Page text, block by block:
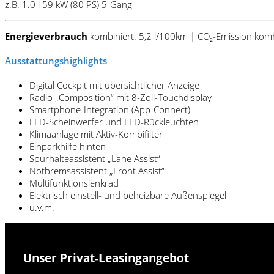
z.B. 1.0 l 59 kW (80 PS) 5-Gang
Energieverbrauch kombiniert: 5,2 l/100km | CO₂-Emission
Ausstattungshighlights
Digital Cockpit mit übersichtlicher Anzeige
Radio „Composition“ mit 8-Zoll-Touchdisplay
Smartphone-Integration (App-Connect)
LED-Scheinwerfer und LED-Rückleuchten
Klimaanlage mit Aktiv-Kombifilter
Einparkhilfe hinten
Spurhalteassistent „Lane Assist“
Notbremsassistent „Front Assist“
Multifunktionslenkrad
Elektrisch einstell- und beheizbare Außenspiegel
u.v.m.
Unser Privat-Leasingangebot